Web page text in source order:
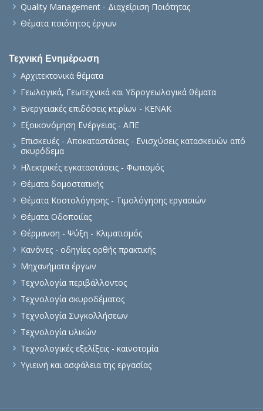
Quality Management - Διαχείριση Ποιότητας
Θέματα ποιότητος έργων
Τεχνική Ενημέρωση
Αρχιτεκτονικά θέματα
Γεωλογικά, Γεωτεχνικά και Υδρογεωλογικά θέματα
Ενεργειακές επιδόσεις κτιρίων - ΚΕΝΑΚ
Εξοικονόμηση Ενέργειας - ΑΠΕ
Επισκευές - Αποκαταστάσεις - Ενισχύσεις κατασκευών από
σκυρόδεμα
Ηλεκτρικές εγκαταστάσεις - Φωτισμός
Θέματα δομοστατικής
Θέματα Κοστολόγησης - Τιμολόγησης εργασιών
Θέματα Οδοποιίας
Θέρμανση - Ψύξη - Κλιματισμός
Κανόνες - οδηγίες ορθής πρακτικής
Μηχανήματα έργων
Τεχνολογία περιβάλλοντος
Τεχνολογία σκυροδέματος
Τεχνολογία Συγκολλήσεων
Τεχνολογία υλικών
Τεχνολογικές εξελίξεις - καινοτομία
Υγιεινή και ασφάλεια της εργασίας